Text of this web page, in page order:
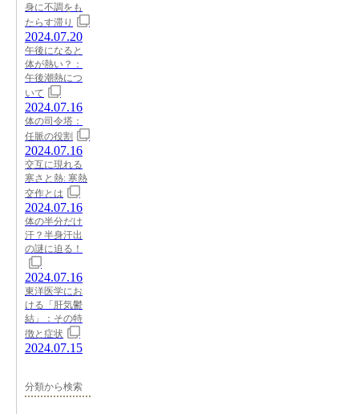
身に不調をも
たらす滞り
2024.07.20
午後になると
体が熱い？：
午後潮熱につ
いて
2024.07.16
体の司令塔：
任脈の役割
2024.07.16
交互に現れる
寒さと熱: 寒熱
交作とは
2024.07.16
体の半分だけ
汗？半身汗出
の謎に迫る！
2024.07.16
東洋医学にお
ける「肝気鬱
結」：その特
徴と症状
2024.07.15
分類から検索